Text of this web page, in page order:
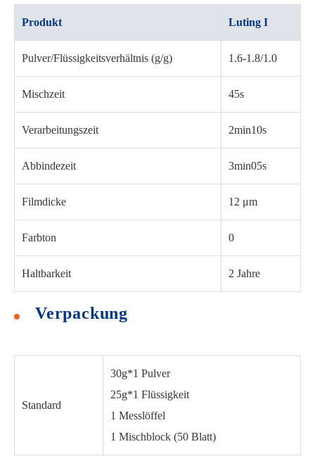
Produkt Luting I
Pulver/Flüssigkeitsverhältnis (g/g) 1.6-1.8/1.0
Mischzeit 45s
Verarbeitungszeit 2min10s
Abbindezeit 3min05s
Filmdicke 12 μm
Farbton 0
Haltbarkeit 2 Jahre
Verpackung
Standard
30g*1 Pulver
25g*1 Flüssigkeit
1 Messlöffel
1 Mischblock (50 Blatt)